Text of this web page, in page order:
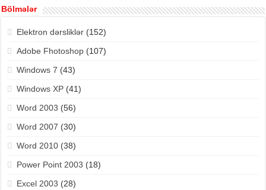
Bölmələr
Elektron dərsliklər(152)
Adobe Fhotoshop(107)
Windows 7 (43)
Windows XP(41)
Word 2003 (56)
Word 2007 (30)
Word 2010(38)
Power Point 2003 (18)
Excel 2003 (28)